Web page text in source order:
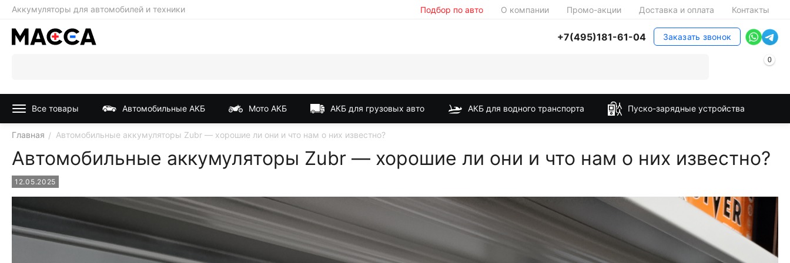
Аккумуляторы для автомобилей и техники Подбор по авто О компании Промо-акции Доставка и оплата Контакты
+7(495)181-61-04 Заказать звонок
0
Все товары Автомобильные АКБ Мото АКБ АКБ для грузовых авто АКБ для водного транспорта Пуско-зарядные устройства
Главная / Автомобильные аккумуляторы Zubr — хорошие ли они и что нам о них известно?
Автомобильные аккумуляторы Zubr — хорошие ли они и что нам о них известно?
12.05.2025